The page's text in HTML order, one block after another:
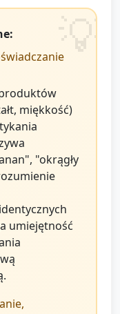
miękkość)
"okrągły
umiejętność